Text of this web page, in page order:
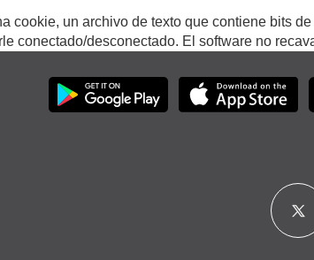
cookie, un archivo de texto que contiene bits
conectado/desconectado. El software no